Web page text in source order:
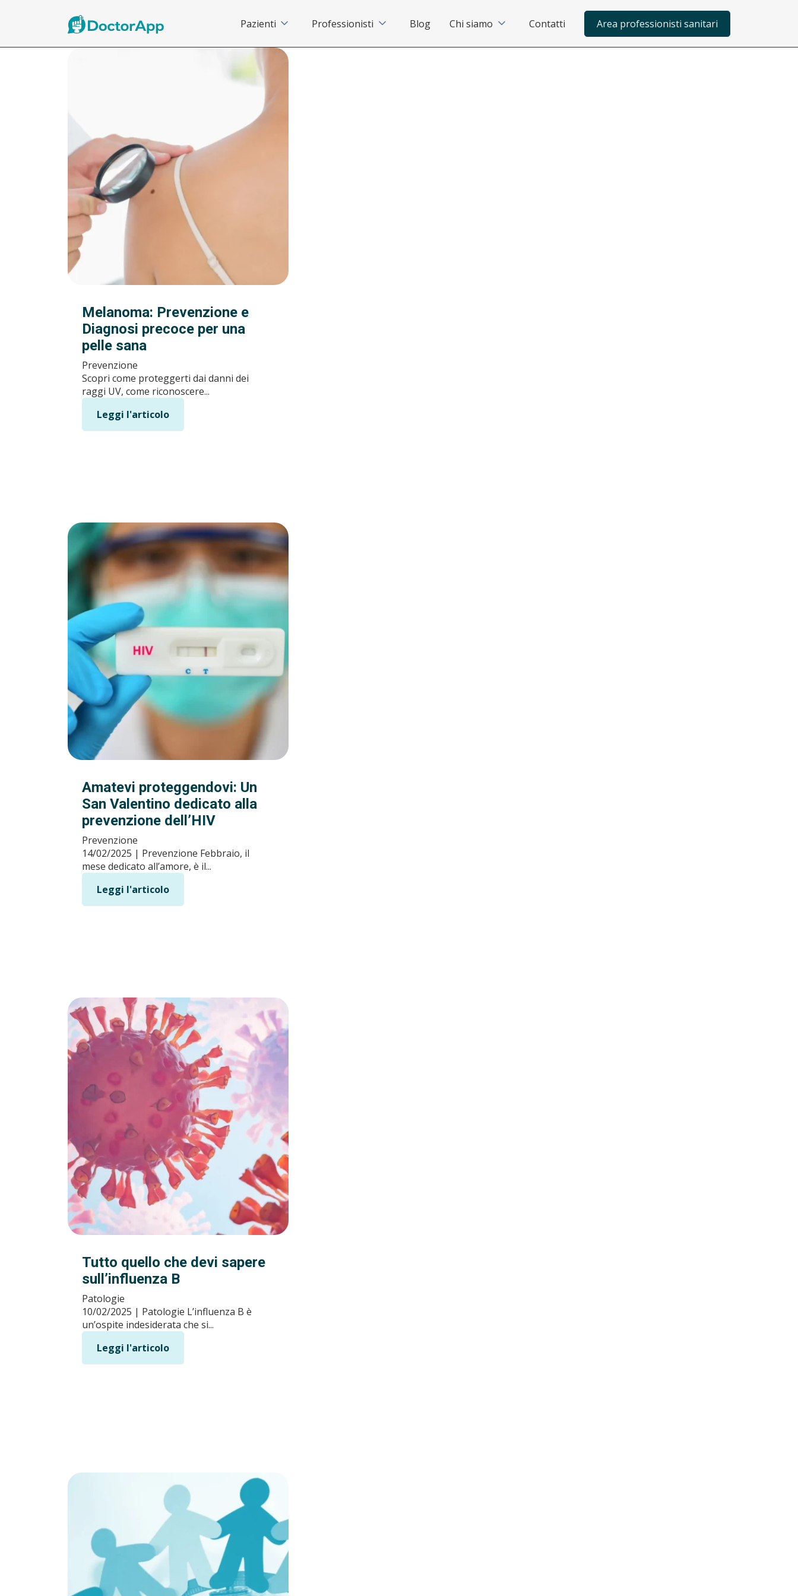
Pazienti Professionisti Blog Chi siamo Contatti Area professionisti sanitari
Melanoma: Prevenzione e
Diagnosi precoce per una
pelle sana
Prevenzione
Scopri come proteggerti dai danni dei
raggi UV, come riconoscere...
Leggi l'articolo
Amatevi proteggendovi: Un
San Valentino dedicato alla
prevenzione dell’HIV
Prevenzione
14/02/2025 | Prevenzione Febbraio, il
mese dedicato all’amore, è il...
Leggi l'articolo
Tutto quello che devi sapere
sull’influenza B
Patologie
10/02/2025 | Patologie L’influenza B è
un’ospite indesiderata che si...
Leggi l'articolo